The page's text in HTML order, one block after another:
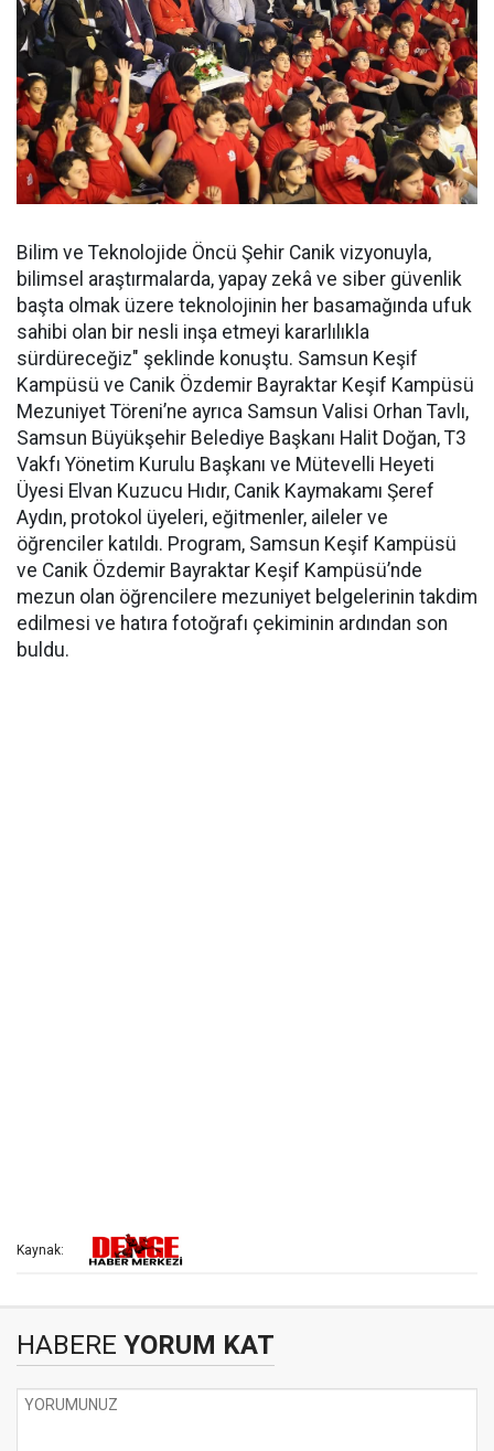
Bilim ve Teknolojide Öncü Şehir Canik vizyonuyla,
bilimsel araştırmalarda, yapay zekâ ve siber güvenlik
başta olmak üzere teknolojinin her basamağında ufuk
sahibi olan bir nesli inşa etmeyi kararlılıkla
sürdüreceğiz" şeklinde konuştu. Samsun Keşif
Kampüsü ve Canik Özdemir Bayraktar Keşif Kampüsü
Mezuniyet Töreni’ne ayrıca Samsun Valisi Orhan Tavlı,
Samsun Büyükşehir Belediye Başkanı Halit Doğan, T3
Vakfı Yönetim Kurulu Başkanı ve Mütevelli Heyeti
Üyesi Elvan Kuzucu Hıdır, Canik Kaymakamı Şeref
Aydın, protokol üyeleri, eğitmenler, aileler ve
öğrenciler katıldı. Program, Samsun Keşif Kampüsü
ve Canik Özdemir Bayraktar Keşif Kampüsü’nde
mezun olan öğrencilere mezuniyet belgelerinin takdim
edilmesi ve hatıra fotoğrafı çekiminin ardından son
buldu.
Kaynak:
HABERE YORUM KAT